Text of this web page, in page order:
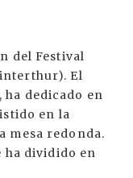
del Festival
El
dedicado en
en la
mesa redonda.
ha dividido en